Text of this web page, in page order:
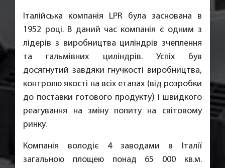
Італійська компанія LPR була заснована в
1952 році. В даний час компанія є одним з
лідерів з виробництва циліндрів зчеплення
та гальмівних циліндрів. Успіх був
досягнутий завдяки гнучкості виробництва,
контролю якості на всіх етапах (від розробки
до поставки готового продукту) і швидкого
реагування на зміну попиту на світовому
ринку.
Компанія володіє 4 заводами в Італії
загальною площею понад 65 000 кв.м.